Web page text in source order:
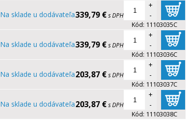
Na sklade u dodávateľa339,79 € s DPH
+
-
Kód: 11103035C
Na sklade u dodávateľa339,79 € s DPH
+
-
Kód: 11103036C
Na sklade u dodávateľa203,87 € s DPH
+
-
Kód: 11103037C
Na sklade u dodávateľa203,87 € s DPH
+
-
Kód: 11103038C